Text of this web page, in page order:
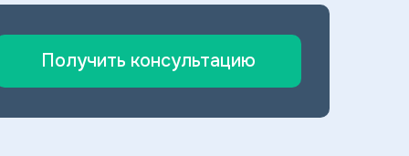
Получить консультацию